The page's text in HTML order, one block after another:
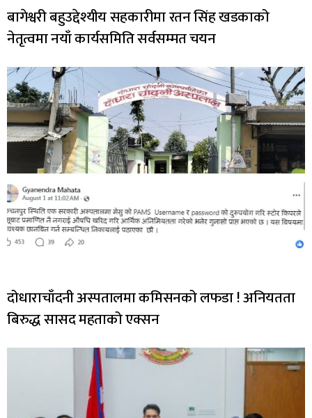
बागेश्वरी बहुउद्देश्यीय सहकारीमा रतन सिंह खडकाको
नेतृत्वमा नयाँ कार्यसमिति सर्वसम्मत चयन
दोधाराचाँदनी अस्पतालमा कमिसनको लफडा ! अनियतता
बिरुद्ध सासद महताको एक्सन